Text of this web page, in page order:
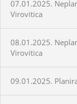
07.01.2025.
Virovitica
08.01.2025.
Virovitica
09.01.2025.